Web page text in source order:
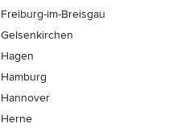
Freiburg-im-Breisgau
Gelsenkirchen
Hagen
Hamburg
Hannover
Herne